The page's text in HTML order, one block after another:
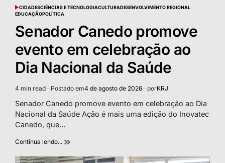
POSTED
CIDADESCIÊNCIAS E TECNOLOGIACULTURADESENVOLVIMENTO REGIONAL
EDUCAÇÃOPOLÍTICA
Senador Canedo promove
evento em celebração ao
Dia Nacional da Saúde
Estimated
read
time
4 min read Postado em4 de agosto de 2026 porKRJ
Senador Canedo promove evento em celebração ao Dia
Nacional da Saúde Ação é mais uma edição do Inovatec
Canedo, que…
Continua lendo...